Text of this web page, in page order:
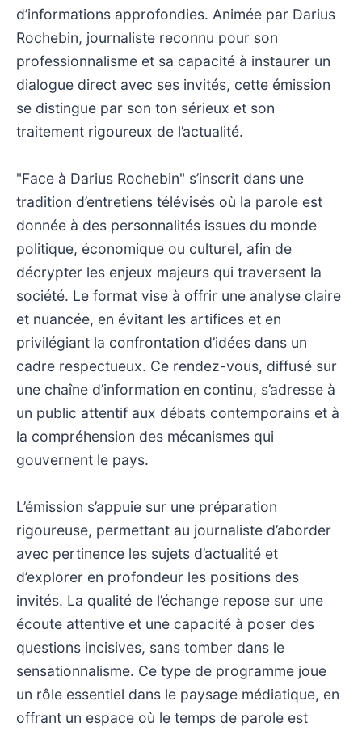
d’informations approfondies. Animée par Darius
Rochebin, journaliste reconnu pour son
professionnalisme et sa capacité à instaurer un
dialogue direct avec ses invités, cette émission
se distingue par son ton sérieux et son
traitement rigoureux de l’actualité.
"Face à Darius Rochebin" s’inscrit dans une
tradition d’entretiens télévisés où la parole est
donnée à des personnalités issues du monde
politique, économique ou culturel, afin de
décrypter les enjeux majeurs qui traversent la
société. Le format vise à offrir une analyse claire
et nuancée, en évitant les artifices et en
privilégiant la confrontation d’idées dans un
cadre respectueux. Ce rendez-vous, diffusé sur
une chaîne d’information en continu, s’adresse à
un public attentif aux débats contemporains et à
la compréhension des mécanismes qui
gouvernent le pays.
L’émission s’appuie sur une préparation
rigoureuse, permettant au journaliste d’aborder
avec pertinence les sujets d’actualité et
d’explorer en profondeur les positions des
invités. La qualité de l’échange repose sur une
écoute attentive et une capacité à poser des
questions incisives, sans tomber dans le
sensationnalisme. Ce type de programme joue
un rôle essentiel dans le paysage médiatique, en
offrant un espace où le temps de parole est